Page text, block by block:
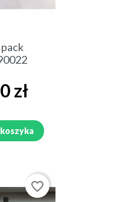
zł
favorite_border